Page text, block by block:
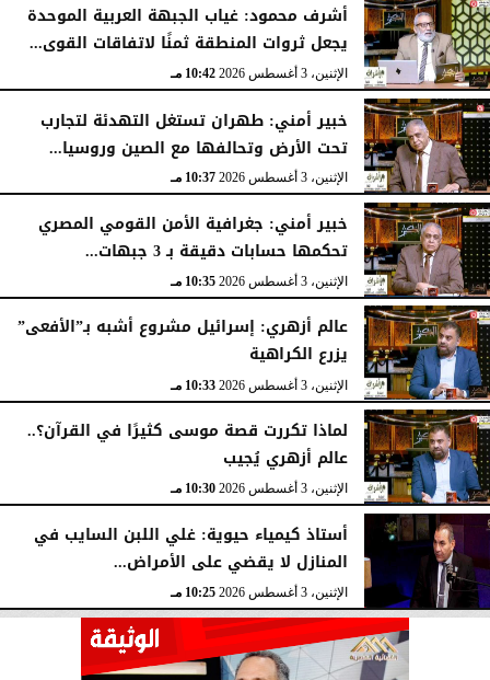
أشرف محمود: غياب الجبهة العربية الموحدة
يجعل ثروات المنطقة ثمنًا لاتفاقات القوى...
الإثنين، 3 أغسطس 2026 10:42 مـ
خبير أمني: طهران تستغل التهدئة لتجارب
تحت الأرض وتحالفها مع الصين وروسيا...
الإثنين، 3 أغسطس 2026 10:37 مـ
خبير أمني: جغرافية الأمن القومي المصري
تحكمها حسابات دقيقة بـ 3 جبهات...
الإثنين، 3 أغسطس 2026 10:35 مـ
عالم أزهري: إسرائيل مشروع أشبه بـ”الأفعى”
يزرع الكراهية
الإثنين، 3 أغسطس 2026 10:33 مـ
لماذا تكررت قصة موسى كثيرًا في القرآن؟..
عالم أزهري يُجيب
الإثنين، 3 أغسطس 2026 10:30 مـ
أستاذ كيمياء حيوية: غلي اللبن السايب في
المنازل لا يقضي على الأمراض...
الإثنين، 3 أغسطس 2026 10:25 مـ